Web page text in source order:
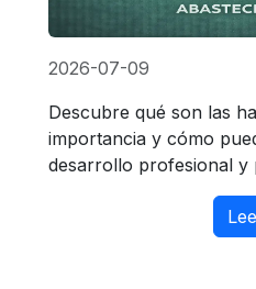
2026-07-09
Descubre qué son las
importancia y cómo
desarrollo profesional y